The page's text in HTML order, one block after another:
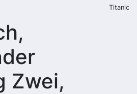
Titanic
Zwei,